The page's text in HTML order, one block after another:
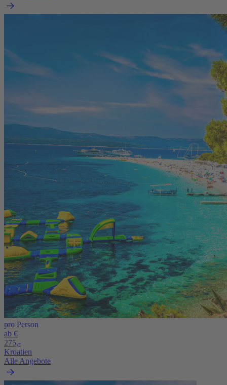
pro Person
ab €
275,-
Kroatien
Alle Angebote